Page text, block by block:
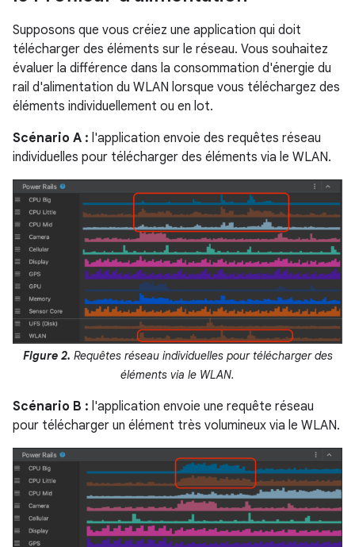
Supposons que vous créiez une application qui doit
télécharger des éléments sur le réseau. Vous souhaitez
évaluer la différence dans la consommation d'énergie du
rail d'alimentation du WLAN lorsque vous téléchargez des
éléments individuellement ou en lot.
Scénario A : l'application envoie des requêtes réseau
individuelles pour télécharger des éléments via le WLAN.
Figure 2. Requêtes réseau individuelles pour télécharger des
éléments via le WLAN.
Scénario B : l'application envoie une requête réseau
pour télécharger un élément très volumineux via le WLAN.